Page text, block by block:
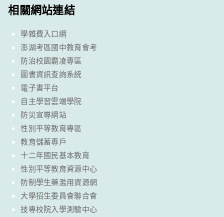
相關網站連結
學雜費入口網
澎湖考區國中教育會考
防治校園霸凌專區
圖書資訊查詢系統
電子書平台
自主學習雲端學院
防災宣導網站
性別平等教育專區
教育儲蓄專戶
十二年國民基本教育
性別平等教育資源中心
防制學生藥濫用資源網
大學招生委員會聯合會
技專校院入學測驗中心